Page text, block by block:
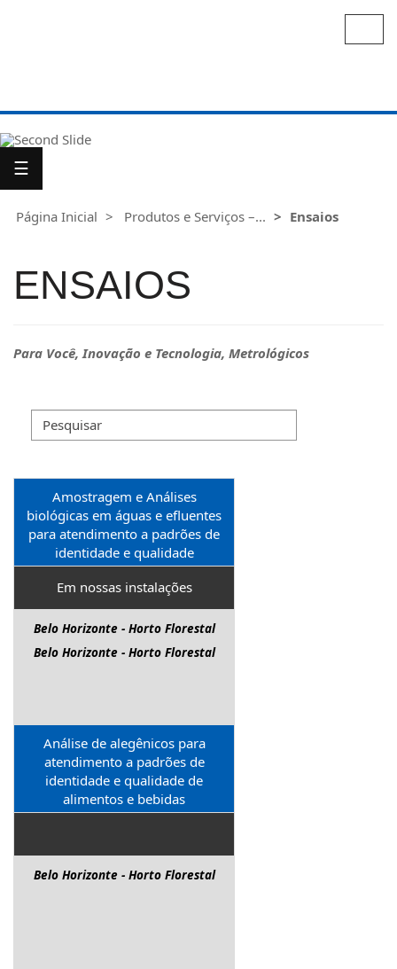
Você
Para
Indústria
☰
Página Inicial Produtos e Serviços –... Ensaios
ENSAIOS
Para Você, Inovação e Tecnologia, Metrológicos
Amostragem e Análises
biológicas em águas e efluentes
para atendimento a padrões de
identidade e qualidade
Em nossas instalações
Belo Horizonte - Horto Florestal
Belo Horizonte - Horto Florestal
Análise de alegênicos para
atendimento a padrões de
identidade e qualidade de
alimentos e bebidas
Belo Horizonte - Horto Florestal